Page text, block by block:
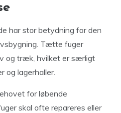
har stor betydning for den
Tætte fuger
og træk, hvilket er særligt
og lagerhaller.
for løbende
skal ofte repareres eller